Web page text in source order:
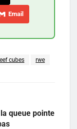
Email
cubes rwe
queue pointe